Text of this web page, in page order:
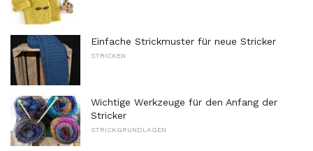
Einfache Strickmuster für neue Stricker
STRICKEN
Wichtige Werkzeuge für den Anfang der
Stricker
STRICKGRUNDLAGEN